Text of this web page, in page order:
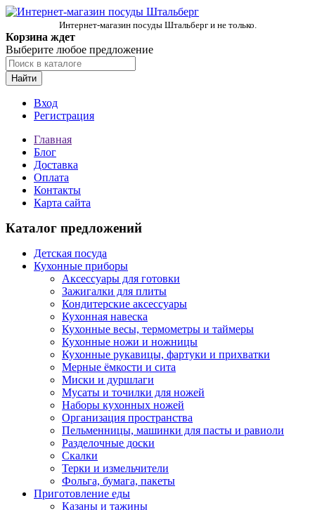
Интернет-магазин посуды Штальберг и не только.
Корзина ждет
Выберите любое предложение
Найти
Вход
Регистрация
Главная
Блог
Доставка
Оплата
Контакты
Карта сайта
Каталог предложений
Детская посуда
Кухонные приборы
Аксессуары для готовки
Зажигалки для плиты
Кондитерские аксессуары
Кухонная навеска
Кухонные весы, термометры и таймеры
Кухонные ножи и ножницы
Кухонные рукавицы, фартуки и прихватки
Мерные ёмкости и сита
Миски и дуршлаги
Мусаты и точилки для ножей
Наборы кухонных ножей
Организация пространства
Пельменницы, машинки для пасты и равиоли
Разделочные доски
Скалки
Терки и измельчители
Фольга, бумага, пакеты
Приготовление еды
Казаны и тажины